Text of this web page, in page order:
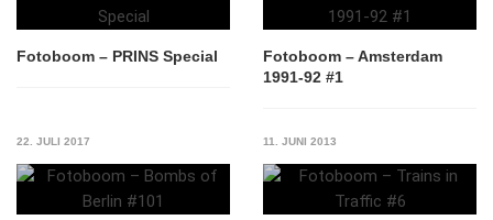
Fotoboom – PRINS Special
Fotoboom – Amsterdam
1991-92 #1
22. JULI 2017 11. JUNI 2013